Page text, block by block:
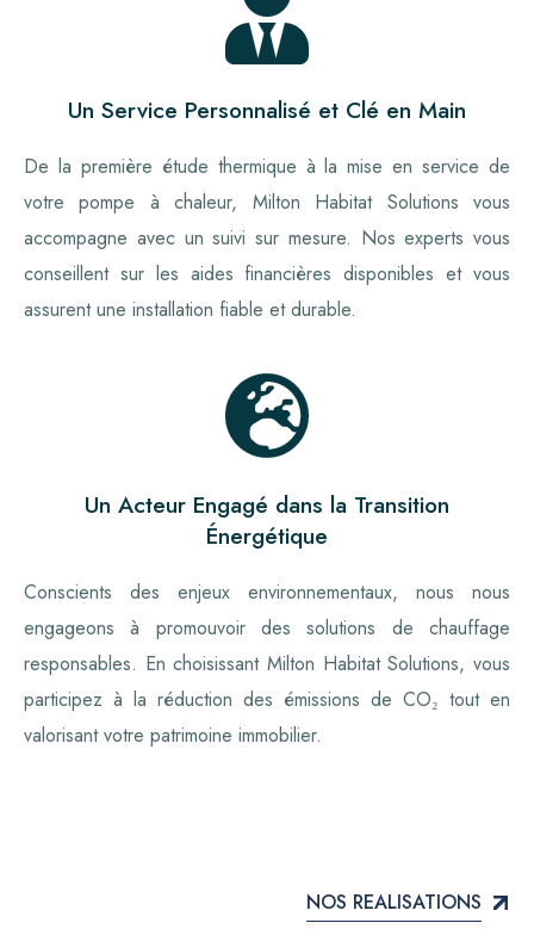
Un Service Personnalisé et Clé en Main
De la première étude thermique à la mise en service de
votre pompe à chaleur, Milton Habitat Solutions vous
accompagne avec un suivi sur mesure. Nos experts vous
conseillent sur les aides financières disponibles et vous
assurent une installation fiable et durable.
Un Acteur Engagé dans la Transition
Énergétique
Conscients des enjeux environnementaux, nous nous
engageons à promouvoir des solutions de chauffage
responsables. En choisissant Milton Habitat Solutions, vous
participez à la réduction des émissions de CO₂ tout en
valorisant votre patrimoine immobilier.
NOS REALISATIONS